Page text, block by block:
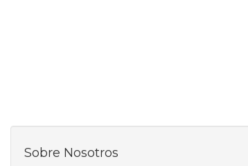
Sobre Nosotros